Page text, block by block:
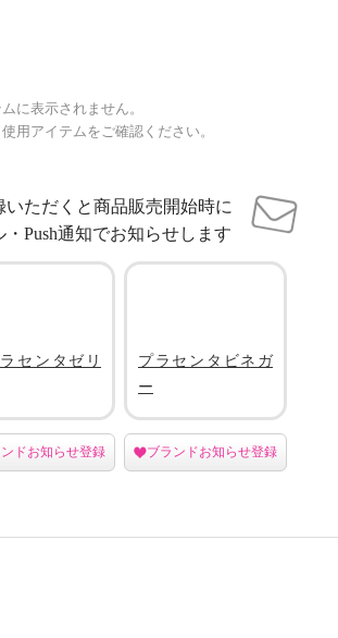
に表示されません。
用アイテムをご確認ください。
いただくと商品販売開始時に
・Push通知でお知らせします
センタゼリ
ドお知らせ登録
プラセンタビネガ
ー
ブランドお知らせ登録